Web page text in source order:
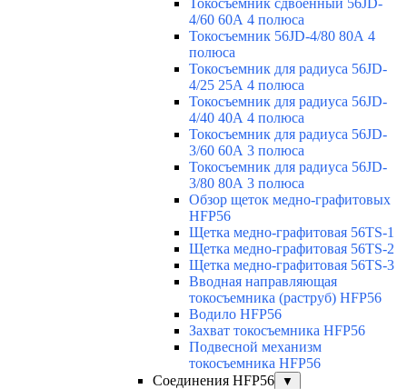
4/60 60А 4 полюса
Токосъемник 56JD-4/80 80А 4
полюса
Токосъемник для радиуса 56JD-
4/25 25А 4 полюса
Токосъемник для радиуса 56JD-
4/40 40А 4 полюса
Токосъемник для радиуса 56JD-
3/60 60А 3 полюса
Токосъемник для радиуса 56JD-
3/80 80А 3 полюса
Обзор щеток медно-графитовых
HFP56
Щетка медно-графитовая 56TS-1
Щетка медно-графитовая 56TS-2
Щетка медно-графитовая 56TS-3
Вводная направляющая
токосъемника (раструб) HFP56
Водило HFP56
Захват токосъемника HFP56
Подвесной механизм
токосъемника HFP56
Соединения HFP56
▼